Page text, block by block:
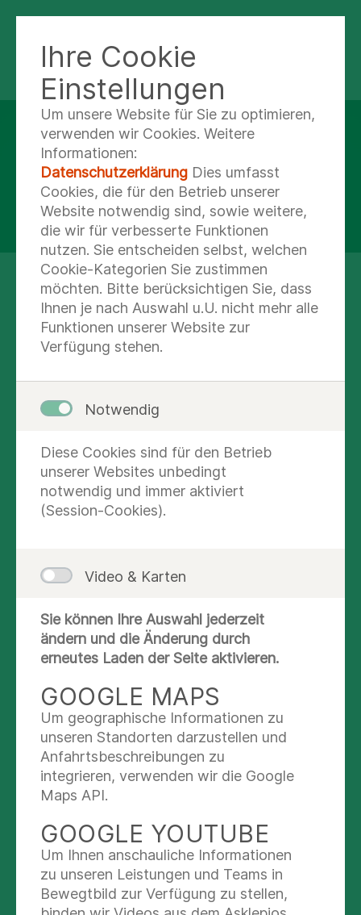
MVZ UCKERMARK
FACHINTERNISTEN
MVZ UCKERMARK II - FACHINTERNISTEN
Praxis für
Gastroenterologie
UNSER
LEISTUNGSANGEBOT
Unser Leistungsangebot für Sie:
(Gastroskopie und Koloskopie)
mit modernster Technik – auf Wunsch in
beruhigendem Dämmerschlaf. So können
wir Beschwerden abklären und bei Bedarf
direkt behandeln, zum Beispiel Polypen
Früherkennung kann Leben retten. Wir
Darmkrebsvorsorge und führen
Vorsorgekoloskopien zuverlässig durch.
Ultraschalluntersuchungen (Sonographie)
Methode zur Beurteilung Ihrer Bauchorgane
– schnell, sicher und direkt in unserer Praxis.
Abklärung von Magen-Darm-Beschwerden
Ob Bauchschmerzen, Blähungen, Durchfall
oder Verstopfung – wir gehen Ihren
Beschwerden auf den Grund und
passendes Behandlungskonzept.
Labordiagnostik
Viele Erkrankungen lassen sich über
gezielte Laboranalysen erkennen – wir
Ihre Cookie
Einstellungen
Um unsere Website für Sie zu optimieren,
verwenden wir Cookies. Weitere
Informationen:
Datenschutzerklärung Dies umfasst
Cookies, die für den Betrieb unserer
Website notwendig sind, sowie weitere,
die wir für verbesserte Funktionen
nutzen. Sie entscheiden selbst, welchen
Cookie-Kategorien Sie zustimmen
möchten. Bitte berücksichtigen Sie, dass
Ihnen je nach Auswahl u.U. nicht mehr alle
Funktionen unserer Website zur
Verfügung stehen.
Notwendig
Diese Cookies sind für den Betrieb
unserer Websites unbedingt
notwendig und immer aktiviert
(Session-Cookies).
Video & Karten
Sie können Ihre Auswahl jederzeit
ändern und die Änderung durch
erneutes Laden der Seite aktivieren.
GOOGLE MAPS
Um geographische Informationen zu
unseren Standorten darzustellen und
Anfahrtsbeschreibungen zu
integrieren, verwenden wir die Google
Maps API.
GOOGLE YOUTUBE
Um Ihnen anschauliche Informationen
zu unseren Leistungen und Teams in
Bewegtbild zur Verfügung zu stellen,